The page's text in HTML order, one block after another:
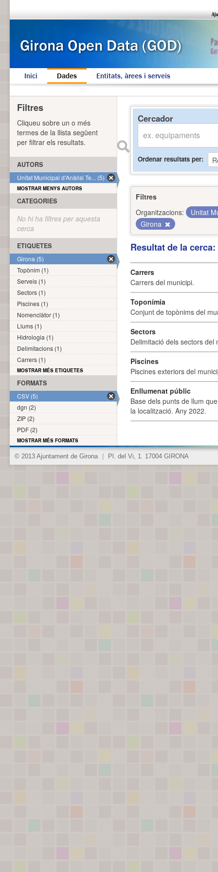
Inici Dades Entitats, àrees i serveis
Cercador
Ordenar resultats per
Filtres
Organitzacions:
Unitat
Girona
Resultat de la
Carrers
Carrers del municipi.
Toponímia
Conjunt de topònims del
Sectors
Delimitació dels sectors del
Piscines
Piscines exteriors del
Enllumenat públic
Base dels punts de llum
la localització. Any 2022.
Filtres
Cliqueu sobre un o més
termes de la llista següent
per filtrar els resultats.
AUTORS
Unitat Municipal d'Anàlisi Te... (5)
MOSTRAR MENYS AUTORS
CATEGORIES
No hi ha filtres per aquesta
cerca
ETIQUETES
Girona (5)
Topònim (1)
Serveis (1)
Sectors (1)
Piscines (1)
Nomenclàtor (1)
Llums (1)
Hidrologia (1)
Delimitacions (1)
Carrers (1)
MOSTRAR MÉS ETIQUETES
FORMATS
CSV (5)
dgn (2)
ZIP (2)
PDF (2)
MOSTRAR MÉS FORMATS
© 2013 Ajuntament de Girona Pl. del Vi, 1. 17004 GIRONA